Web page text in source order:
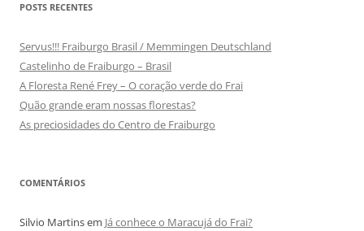
POSTS RECENTES
Servus!!! Fraiburgo Brasil / Memmingen Deutschland
Castelinho de Fraiburgo – Brasil
A Floresta René Frey – O coração verde do Frai
Quão grande eram nossas florestas?
As preciosidades do Centro de Fraiburgo
COMENTÁRIOS
Silvio Martinsem Já conhece o Maracujá do Frai?